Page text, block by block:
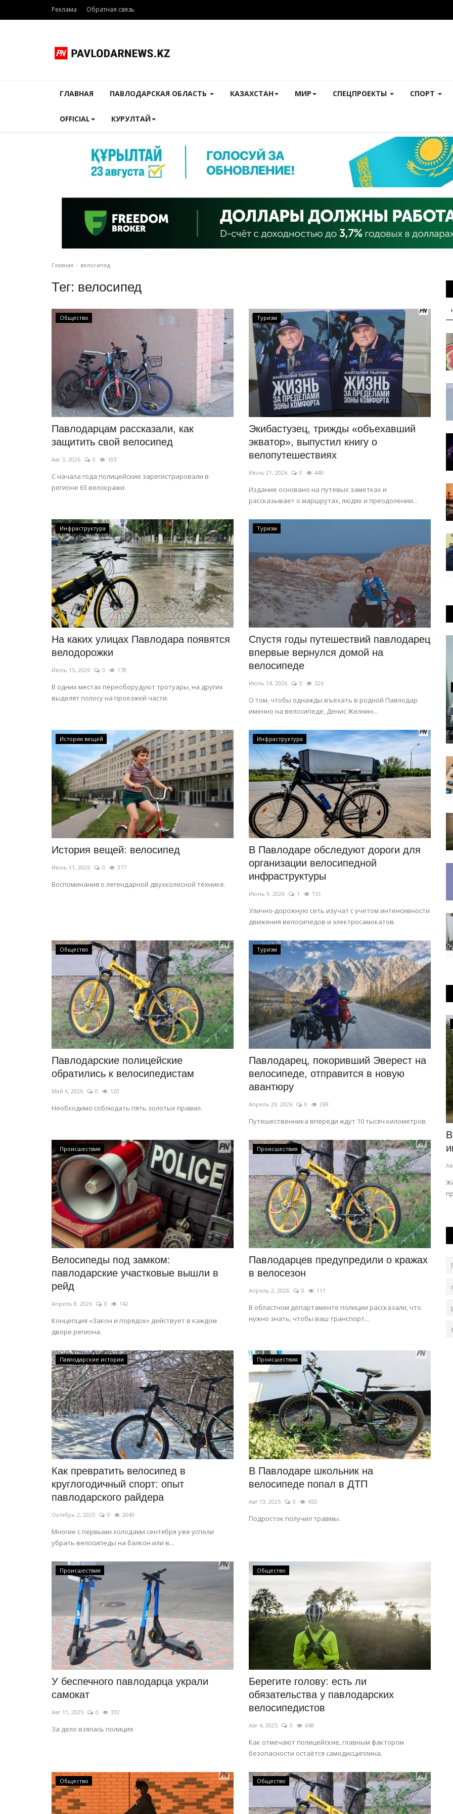
Реклама Обратная связь
ГЛАВНАЯ ПАВЛОДАРСКАЯ ОБЛАСТЬ КАЗАХСТАН МИР СПЕЦПРОЕКТЫ СПОРТ
OFFICIAL КУРУЛТАЙ
Главная велосипед
Тег: велосипед
Общество
Павлодарцам рассказали, как
защитить свой велосипед
Авг 3, 2026 0 103
С начала года полицейские зарегистрировали в
регионе 63 велокражи.
Туризм
Экибастузец, трижды «объехавший
экватор», выпустил книгу о
велопутешествиях
Июль 21, 2026 0 440
Издание основано на путевых заметках и
рассказывает о маршрутах, людях и преодолении...
Инфраструктура
На каких улицах Павлодара появятся
велодорожки
Июль 15, 2026 0 178
В одних местах переоборудуют тротуары, на других
выделят полосу на проезжей части.
Туризм
Спустя годы путешествий павлодарец
впервые вернулся домой на
велосипеде
Июль 14, 2026 0 326
О том, чтобы однажды въехать в родной Павлодар
именно на велосипеде, Денис Желнин...
История вещей
История вещей: велосипед
Июль 11, 2026 0 377
Воспоминания о легендарной двухколесной технике.
Инфраструктура
В Павлодаре обследуют дороги для
организации велосипедной
инфраструктуры
Июнь 9, 2026 1 151
Улично-дорожную сеть изучат с учетом интенсивности
движения велосипедов и электросамокатов.
Общество
Павлодарские полицейские
обратились к велосипедистам
Май 6, 2026 0 120
Необходимо соблюдать пять золотых правил.
Туризм
Павлодарец, покоривший Эверест на
велосипеде, отправится в новую
авантюру
Апрель 29, 2026 0 269
Путешественника впереди ждут 10 тысяч километров.
Происшествия
Велосипеды под замком:
павлодарские участковые вышли в
рейд
Апрель 8, 2026 0 142
Концепция «Закон и порядок» действует в каждом
дворе региона.
Происшествия
Павлодарцев предупредили о кражах
в велосезон
Апрель 2, 2026 0 111
В областном департаменте полиции рассказали, что
нужно знать, чтобы ваш транспорт...
Павлодарские истории
Как превратить велосипед в
круглогодичный спорт: опыт
павлодарского райдера
Октябрь 2, 2025 0 2040
Многие с первыми холодами сентября уже успели
убрать велосипеды на балкон или в...
Происшествия
В Павлодаре школьник на
велосипеде попал в ДТП
Авг 13, 2025 0 453
Подросток получил травмы.
Происшествия
У беспечного павлодарца украли
самокат
Авг 11, 2025 0 332
За дело взялась полиция.
Общество
Берегите голову: есть ли
обязательства у павлодарских
велосипедистов
Авг 4, 2025 0 648
Как отмечают полицейские, главным фактором
безопасности остаётся самодисциплина.
Общество Общество
Планета Казахстан
Мангыстау
Октябрь 26, 2024 0 20040
Павлодарка, совершила путешествие по дну древнего
океана.
Общество
горожан
0 81
Лето в разгаре, в этот период любители лёгкой
наживы становятся активнее.